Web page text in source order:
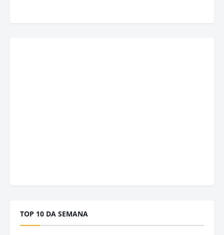
TOP 10 DA SEMANA